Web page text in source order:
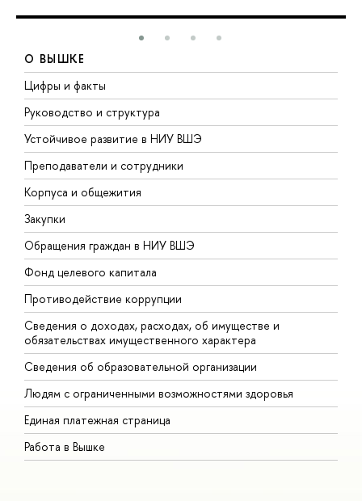
О ВЫШКЕ
Цифры и факты
Руководство и структура
Устойчивое развитие в НИУ ВШЭ
Преподаватели и сотрудники
Корпуса и общежития
Закупки
Обращения граждан в НИУ ВШЭ
Фонд целевого капитала
Противодействие коррупции
Сведения о доходах, расходах, об имуществе и
обязательствах имущественного характера
Сведения об образовательной организации
Людям с ограниченными возможностями здоровья
Единая платежная страница
Работа в Вышке